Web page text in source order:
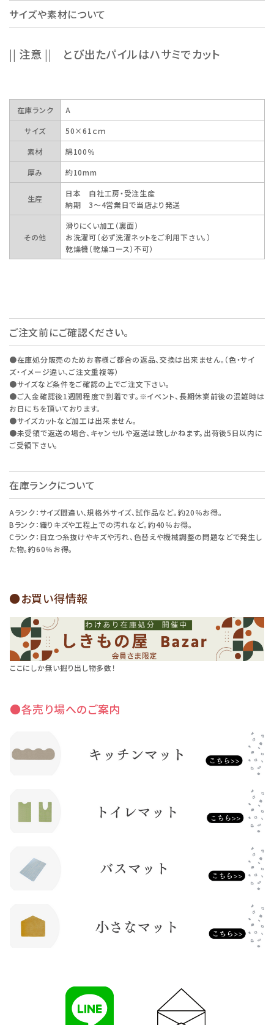
サイズや素材について
|| 注意 || とび出たパイルはハサミでカット
在庫ランク
A
サイズ
50×61ｃｍ
素材
綿100％
厚み
約10mm
生産
日本 自社工房・受注生産
納期 3～4営業日で当店より発送
その他
滑りにくい加工（裏面）
お洗濯可（必ず洗濯ネットをご利用下さい。）
乾燥機（乾燥コース）不可）
ご注文前にご確認ください。
●在庫処分販売のためお客様ご都合の返品、交換は出来ません。（色・サイ
ズ・イメージ違い、ご注文重複等）
●サイズなど条件をご確認の上でご注文下さい。
●ご入金確認後1週間程度で到着です。※イベント、長期休業前後の混雑時は
お日にちを頂いております。
●サイズカットなど加工は出来ません。
●未受領で返送の場合、キャンセルや返送は致しかねます。出荷後5日以内に
ご受領下さい。
在庫ランクについて
Aランク：サイズ間違い、規格外サイズ、試作品など。約20％お得。
Bランク：織りキズや工程上での汚れなど。約40％お得。
Cランク：目立つ糸抜けやキズや汚れ、色替えや機械調整の問題などで発生し
た物。約60％お得。
●お買い得情報
ここにしか無い掘り出し物多数！
●各売り場へのご案内